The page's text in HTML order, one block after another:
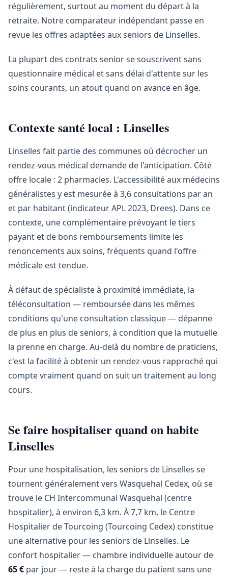
régulièrement, surtout au moment du départ à la
retraite. Notre comparateur indépendant passe en
revue les offres adaptées aux seniors de Linselles.
La plupart des contrats senior se souscrivent sans
questionnaire médical et sans délai d'attente sur les
soins courants, un atout quand on avance en âge.
Contexte santé local : Linselles
Linselles fait partie des communes où décrocher un
rendez-vous médical demande de l'anticipation. Côté
offre locale : 2 pharmacies. L'accessibilité aux médecins
généralistes y est mesurée à 3,6 consultations par an
et par habitant (indicateur APL 2023, Drees). Dans ce
contexte, une complémentaire prévoyant le tiers
payant et de bons remboursements limite les
renoncements aux soins, fréquents quand l'offre
médicale est tendue.
À défaut de spécialiste à proximité immédiate, la
téléconsultation — remboursée dans les mêmes
conditions qu'une consultation classique — dépanne
de plus en plus de seniors, à condition que la mutuelle
la prenne en charge. Au-delà du nombre de praticiens,
c'est la facilité à obtenir un rendez-vous rapproché qui
compte vraiment quand on suit un traitement au long
cours.
Se faire hospitaliser quand on habite
Linselles
Pour une hospitalisation, les seniors de Linselles se
tournent généralement vers Wasquehal Cedex, où se
trouve le CH Intercommunal Wasquehal (centre
hospitalier), à environ 6,3 km. À 7,7 km, le Centre
Hospitalier de Tourcoing (Tourcoing Cedex) constitue
une alternative pour les seniors de Linselles. Le
confort hospitalier — chambre individuelle autour de
65 € par jour — reste à la charge du patient sans une